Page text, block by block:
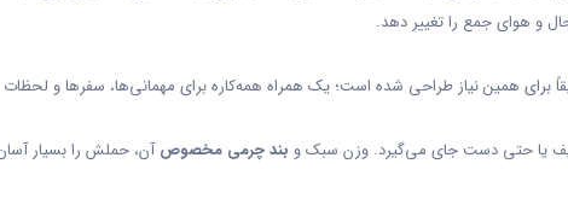
و هوای جمع را تغییر دهد.
برای همین نیاز طراحی شده است؛ یک همراه همه‌کاره برای مهمانی‌ها، سفرها و
یا حتی دست جای می‌گیرد. وزن سبک و بند چرمی مخصوص آن، حملش را بسیار